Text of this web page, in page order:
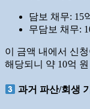
담보 채무: 15
무담보 채무:
이 금액 내에서 신
해당되니 약 10억
과거 파산/회생